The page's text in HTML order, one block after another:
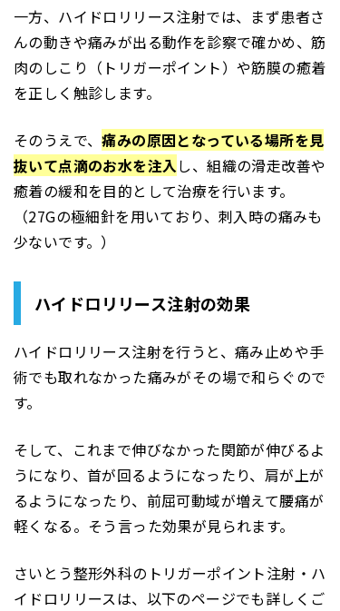
一方、ハイドロリリース注射では、まず患者さ
んの動きや痛みが出る動作を診察で確かめ、筋
肉のしこり（トリガーポイント）や筋膜の癒着
を正しく触診します。
そのうえで、痛みの原因となっている場所を見
抜いて点滴のお水を注入し、組織の滑走改善や
癒着の緩和を目的として治療を行います。
（27Gの極細針を用いており、刺入時の痛みも
少ないです。）
ハイドロリリース注射の効果
ハイドロリリース注射を行うと、痛み止めや手
術でも取れなかった痛みがその場で和らぐので
す。
そして、これまで伸びなかった関節が伸びるよ
うになり、首が回るようになったり、肩が上が
るようになったり、前屈可動域が増えて腰痛が
軽くなる。そう言った効果が見られます。
さいとう整形外科のトリガーポイント注射・ハ
イドロリリースは、以下のページでも詳しくご